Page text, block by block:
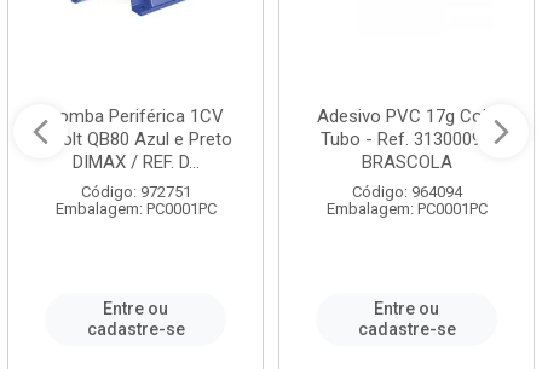
Bomba Periférica 1CV
Bivolt QB80 Azul e Preto
DIMAX / REF. D...
Código: 972751
Embalagem: PC0001PC
Entre ou
cadastre-se
Adesivo PVC 17g Cola
Tubo - Ref. 3130009 -
BRASCOLA
Código: 964094
Embalagem: PC0001PC
Entre ou
cadastre-se